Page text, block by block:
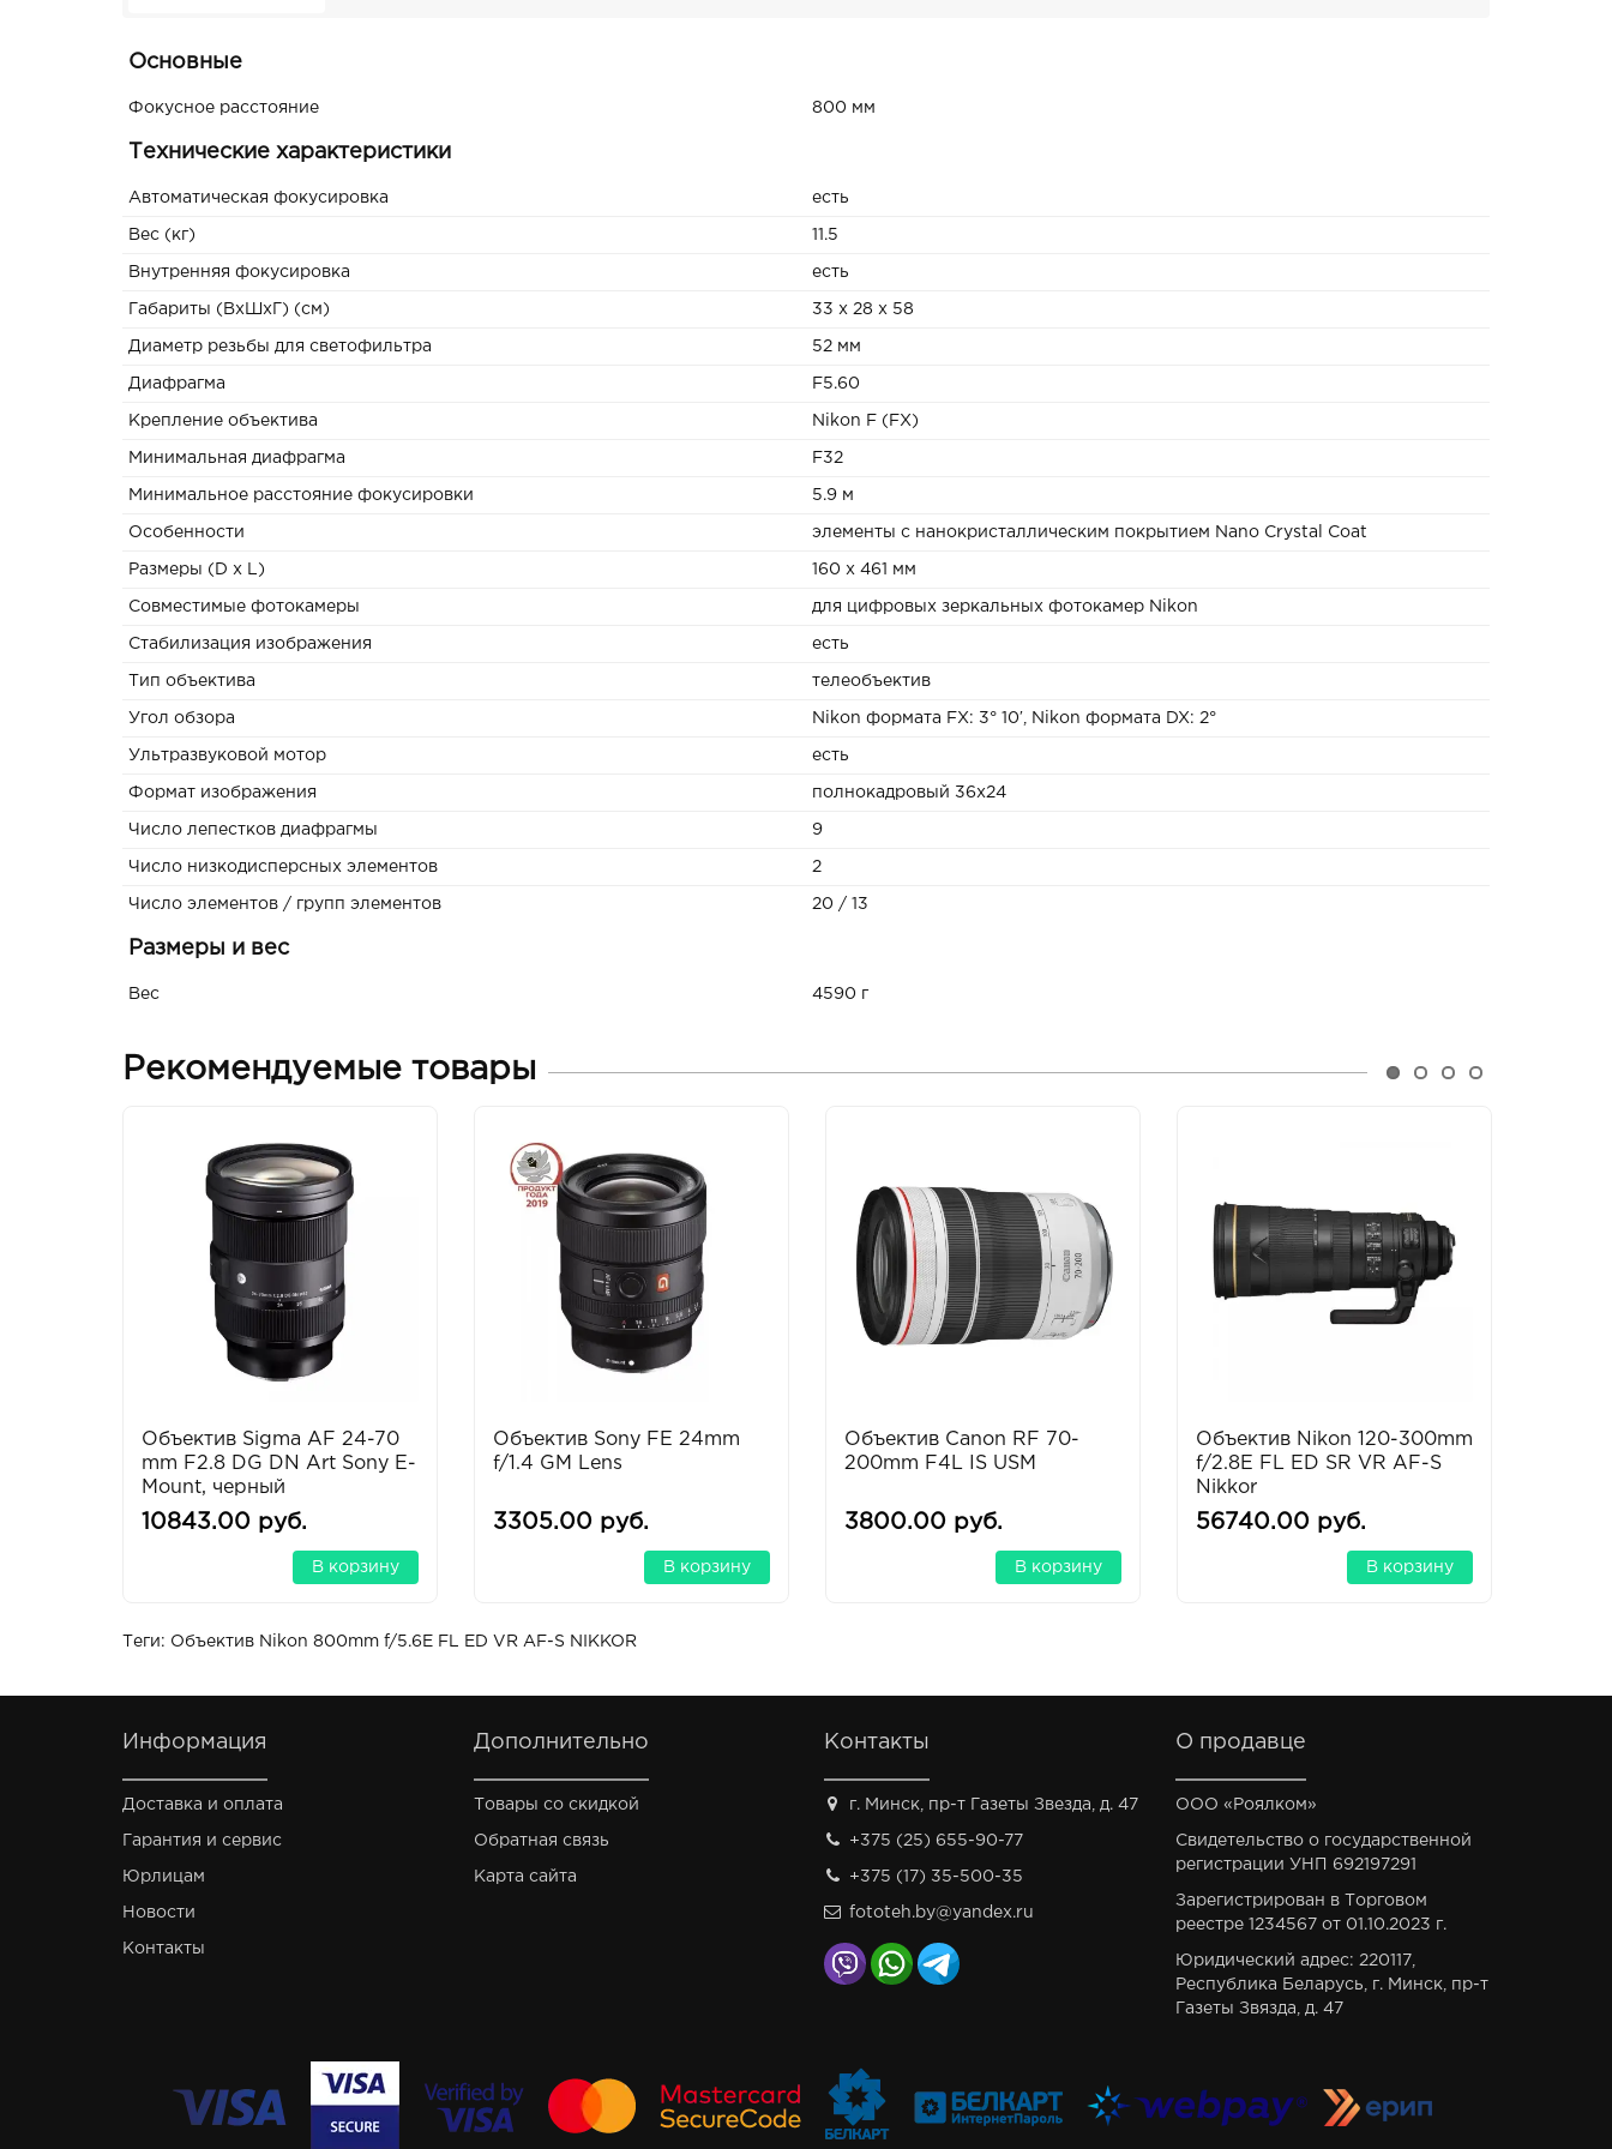
Основные
Фокусное расстояние 800 мм
Технические характеристики
Автоматическая фокусировка есть
Вес (кг) 11.5
Внутренняя фокусировка есть
Габариты (ВxШxГ) (см) 33 x 28 x 58
Диаметр резьбы для светофильтра 52 мм
Диафрагма F5.60
Крепление объектива Nikon F (FX)
Минимальная диафрагма F32
Минимальное расстояние фокусировки 5.9 м
Особенности элементы с нанокристаллическим покрытием Nano Crystal Coat
Размеры (D x L) 160 x 461 мм
Совместимые фотокамеры для цифровых зеркальных фотокамер Nikon
Стабилизация изображения есть
Тип объектива телеобъектив
Угол обзора Nikon формата FX: 3° 10′, Nikon формата DX: 2°
Ультразвуковой мотор есть
Формат изображения полнокадровый 36х24
Число лепестков диафрагмы 9
Число низкодисперсных элементов 2
Число элементов / групп элементов 20 / 13
Размеры и вес
Вес 4590 г
Рекомендуемые товары
Объектив Sigma AF 24-70
mm F2.8 DG DN Art Sony E-
Mount, черный
10843.00 руб.
В корзину
Объектив Sony FE 24mm
f/1.4 GM Lens
3305.00 руб.
В корзину
Объектив Canon RF 70-
200mm F4L IS USM
3800.00 руб.
В корзину
Объектив Nikon 120-300mm
f/2.8E FL ED SR VR AF-S
Nikkor
56740.00 руб.
В корзину
Теги: Объектив Nikon 800mm f/5.6E FL ED VR AF-S NIKKOR
Информация
Доставка и оплата
Гарантия и сервис
Юрлицам
Новости
Контакты
Дополнительно
Товары со скидкой
Обратная связь
Карта сайта
Контакты
г. Минск, пр-т Газеты Звезда, д. 47
+375 (25) 655-90-77
+375 (17) 35-500-35
fototeh.by@yandex.ru
О продавце
ООО «Роялком»
Свидетельство о государственной
регистрации УНП 692197291
Зарегистрирован в Торговом
реестре 1234567 от 01.10.2023 г.
Юридический адрес: 220117,
Республика Беларусь, г. Минск, пр-т
Газеты Звязда, д. 47